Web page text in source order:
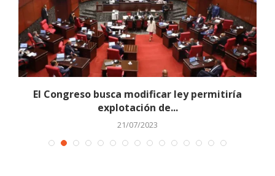
El Congreso busca modificar ley permitiría
explotación de...
21/07/2023